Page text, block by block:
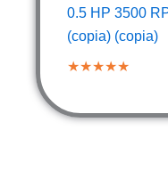
0.5 HP 3500
(copia) (copia)
★★★★★